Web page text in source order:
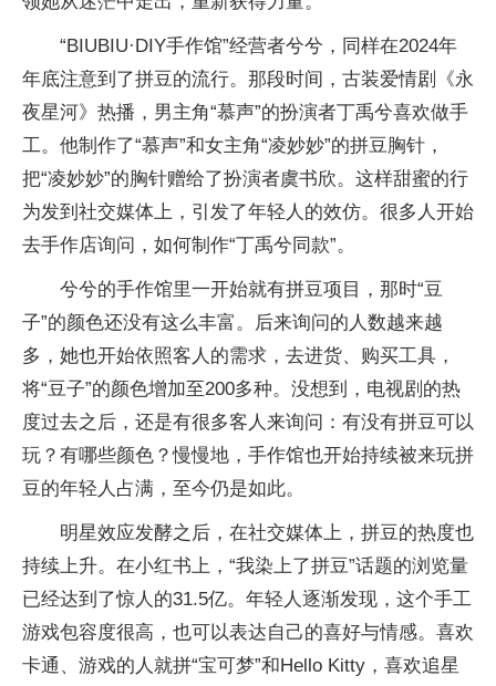
“BIUBIU·DIY手作馆”经营者兮兮，同样在2024年
年底注意到了拼豆的流行。那段时间，古装爱情剧《永
夜星河》热播，男主角“慕声”的扮演者丁禹兮喜欢做手
工。他制作了“慕声”和女主角“凌妙妙”的拼豆胸针，
把“凌妙妙”的胸针赠给了扮演者虞书欣。这样甜蜜的行
为发到社交媒体上，引发了年轻人的效仿。很多人开始
去手作店询问，如何制作“丁禹兮同款”。
兮兮的手作馆里一开始就有拼豆项目，那时“豆
子”的颜色还没有这么丰富。后来询问的人数越来越
多，她也开始依照客人的需求，去进货、购买工具，
将“豆子”的颜色增加至200多种。没想到，电视剧的热
度过去之后，还是有很多客人来询问：有没有拼豆可以
玩？有哪些颜色？慢慢地，手作馆也开始持续被来玩拼
豆的年轻人占满，至今仍是如此。
明星效应发酵之后，在社交媒体上，拼豆的热度也
持续上升。在小红书上，“我染上了拼豆”话题的浏览量
已经达到了惊人的31.5亿。年轻人逐渐发现，这个手工
游戏包容度很高，也可以表达自己的喜好与情感。喜欢
卡通、游戏的人就拼“宝可梦”和Hello Kitty，喜欢追星